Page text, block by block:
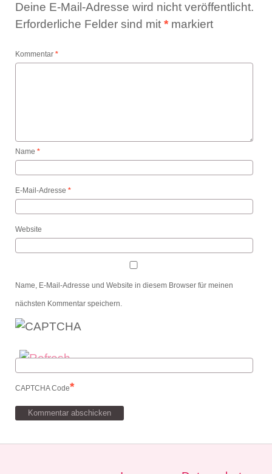
Deine E-Mail-Adresse wird nicht veröffentlicht.
Erforderliche Felder sind mit *markiert
Kommentar *
Name *
E-Mail-Adresse *
Website
Name, E-Mail-Adresse und Website in diesem Browser für meinen
nächsten Kommentar speichern.
CAPTCHA Code*